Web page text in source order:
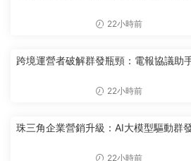
22小時前
跨境運營者破解群發瓶頸：電報協議助
22小時前
珠三角企業營銷升級：AI大模型驅動群
22小時前